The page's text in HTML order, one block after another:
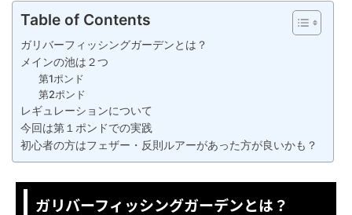
Table of Contents
ガリバーフィッシングガーデンとは？
メインの池は２つ
第1ポンド
第2ポンド
レギュレーションについて
今回は第１ポンドでの実践
初心者の方はフェザー・反則ルアーがあった方が良いかも？
ガリバーフィッシングガーデンとは？